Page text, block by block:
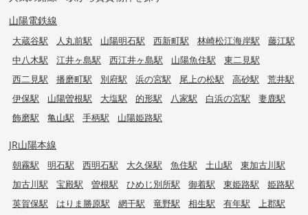
山陽電鉄線
大蔵谷駅 人丸前駅 山陽明石駅 西新町駅 林崎松江海岸駅
藤江駅
中八木駅
江井ヶ島駅 西江井ヶ島駅 山陽魚住駅
東二見駅
西二見駅
播磨町駅 別府駅 浜の宮駅 尾上の松駅 高砂駅
荒井駅
伊保駅
山陽曽根駅 大塩駅 的形駅 八家駅 白浜の宮駅
妻鹿駅
飾磨駅
亀山駅 手柄駅 山陽姫路駅
JR山陽本線
朝霧駅 明石駅 西明石駅 大久保駅 魚住駅 土山駅
東加古川駅
加古川駅
宝殿駅 曽根駅 ひめじ別所駅 御着駅 東姫路駅
姫路駅
英賀保駅
はりま勝原駅 網干駅 竜野駅 相生駅 有年駅 上郡駅